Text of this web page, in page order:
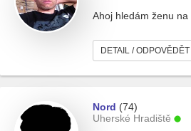
Ahoj hledám ženu na
DETAIL / ODPOVĚDĚT
Nord (74)
Uherské Hradiště